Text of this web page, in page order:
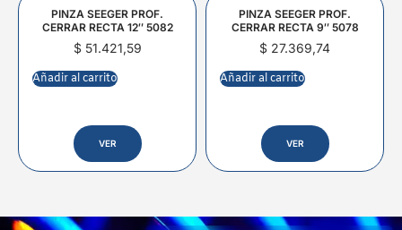
PINZA SEEGER PROF.
CERRAR RECTA 12″ 5082
$51.421,59
Añadir al carrito
VER
PINZA SEEGER PROF.
CERRAR RECTA 9″ 5078
$ 27.369,74
Añadir al carrito
VER